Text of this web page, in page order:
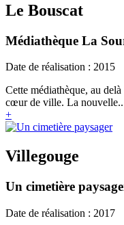
Le Bouscat
Médiathèque La
Date de réalisation : 2015
Cette médiathèque, au
cœur de ville. La
+
Villegouge
Un cimetière
Date de réalisation : 2017